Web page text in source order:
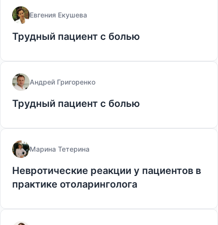
Евгения Екушева
Трудный пациент с болью
Андрей Григоренко
Трудный пациент с болью
Марина Тетерина
Невротические реакции у пациентов в
практике отоларинголога